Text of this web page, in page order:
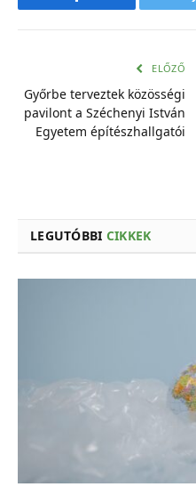
Facebook
ELŐZŐ
Győrbe terveztek közösségi
pavilont a Széchenyi István
Egyetem építészhallgatói
LEGUTÓBBI CIKKEK